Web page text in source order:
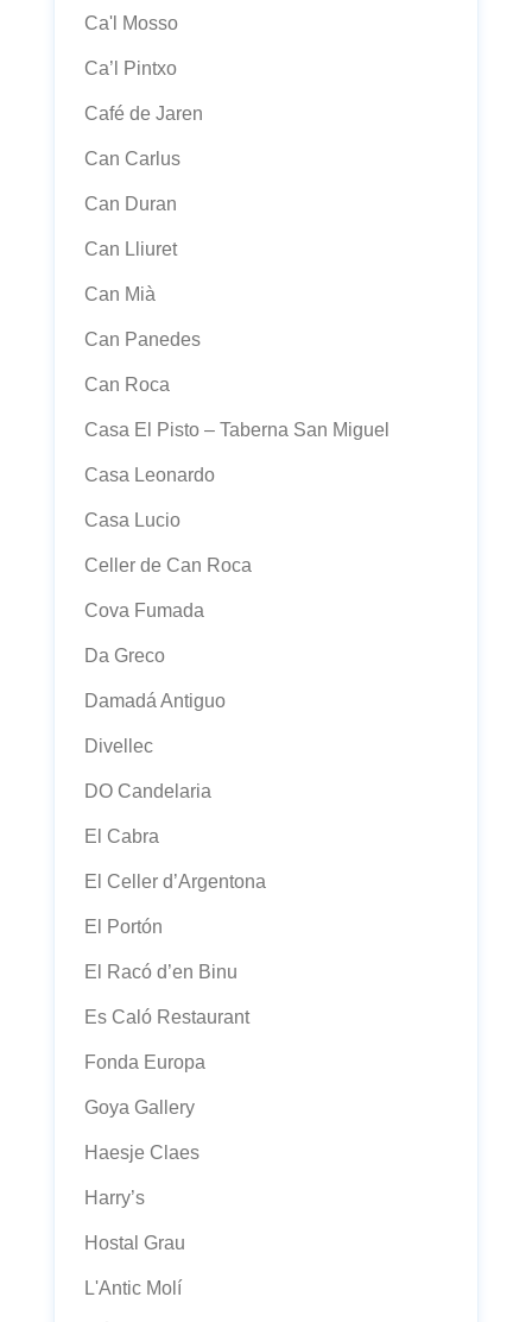
Ca'l Mosso
Ca’l Pintxo
Café de Jaren
Can Carlus
Can Duran
Can Lliuret
Can Mià
Can Panedes
Can Roca
Casa El Pisto – Taberna San Miguel
Casa Leonardo
Casa Lucio
Celler de Can Roca
Cova Fumada
Da Greco
Damadá Antiguo
Divellec
DO Candelaria
El Cabra
El Celler d’Argentona
El Portón
El Racó d’en Binu
Es Caló Restaurant
Fonda Europa
Goya Gallery
Haesje Claes
Harry’s
Hostal Grau
L'Antic Molí